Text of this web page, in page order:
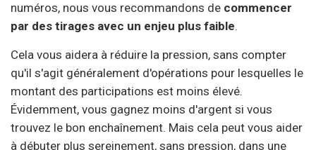
numéros, nous vous recommandons de commencer
par des tirages avec un enjeu plus faible.
Cela vous aidera à réduire la pression, sans compter
qu'il s'agit généralement d'opérations pour lesquelles le
montant des participations est moins élevé.
Évidemment, vous gagnez moins d'argent si vous
trouvez le bon enchaînement. Mais cela peut vous aider
à débuter plus sereinement, sans pression, dans une